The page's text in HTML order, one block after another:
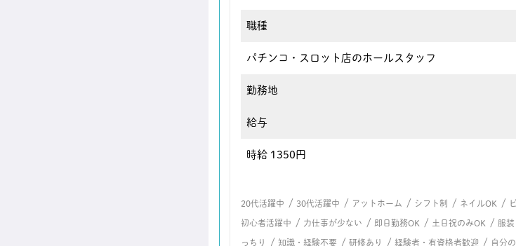
職種
パチンコ・スロット店のホールスタッフ
勤務地
給与
時給 1350円
20代活躍中 / 30代活躍中 / アットホーム / シフト制 / ネイルOK /
初心者活躍中 / 力仕事が少ない / 即日勤務OK / 土日祝のみOK / 服装
っちり / 知識・経験不要 / 研修あり / 経験者・有資格者歓迎 / 自分